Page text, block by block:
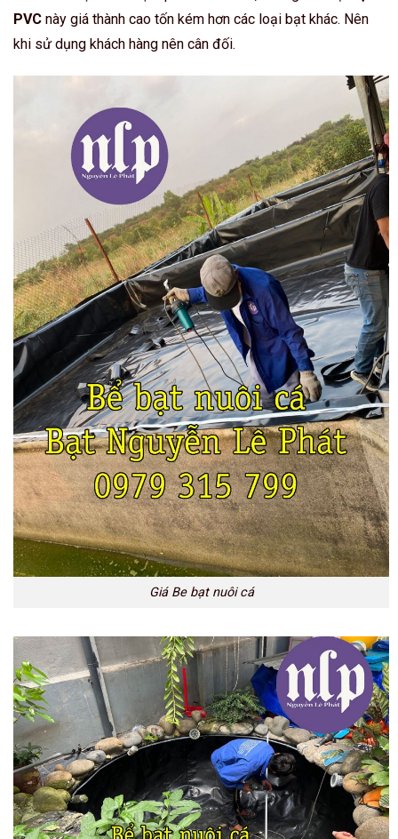
PVC này giá thành cao tốn kém hơn các loại bạt khác. Nên
khi sử dụng khách hàng nên cân đối.
Giá Be bạt nuôi cá